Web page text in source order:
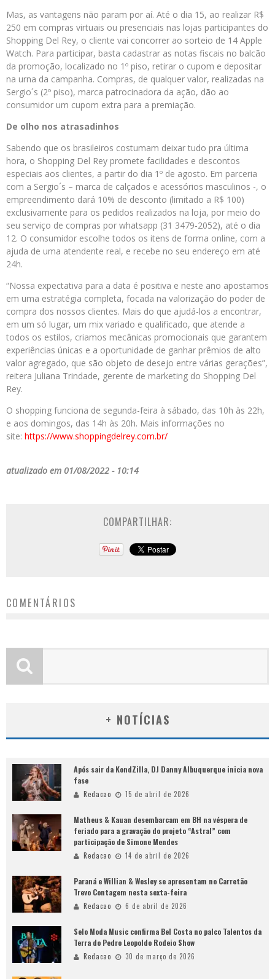
Mas, as vantagens não param por aí. Até o dia 15, ao realizar R$
250 em compras virtuais ou presenciais nas lojas participantes do
Shopping Del Rey, o cliente vai concorrer ao sorteio de 14 Apple
Watch. Para participar, basta cadastrar as notas fiscais no balcão
da promoção, localizado no 1º piso, retirar o cupom e depositar
na urna da campanha. Compras, de qualquer valor, realizadas na
Sergio´s (2º piso), marca patrocinadora da ação, dão ao
consumidor um cupom extra para a premiação.
De olho nos atrasadinhos
Sabendo que os brasileiros costumam deixar tudo pra última
hora, o Shopping Del Rey promete facilidades e descontos
especiais aos clientes, a partir do dia 1º de agosto. Em parceria
com a Sergio´s – marca de calçados e acessórios masculinos -, o
empreendimento dará 10% de desconto (limitado a R$ 100)
exclusivamente para os pedidos realizados na loja, por meio do
seu serviço de compras por whatsapp (31 3479-2052), até o dia
12. O consumidor escolhe todos os itens de forma online, com a
ajuda de uma atendente real, e recebe no seu endereço em até
24h.
“Nossa expectativa para a data é positiva e neste ano apostamos
em uma estratégia completa, focada na valorização do poder de
compra dos nossos clientes. Mais do que ajudá-los a encontrar,
em um só lugar, um mix variado e qualificado, que atende a
todos os estilos, criamos mecânicas promocionais que garantem
experiências únicas e a oportunidade de ganhar prêmios de alto
valor agregado, que são objeto de desejo entre várias gerações”,
reitera Juliana Trindade, gerente de marketing do Shopping Del
Rey.
O shopping funciona de segunda-feira à sábado, das 10h às 22h,
e aos domingos, das 14h às 20h. Mais informações no
site: https://www.shoppingdelrey.com.br/
atualizado em 01/08/2022 - 10:14
COMPARTILHAR:
COMENTÁRIOS
+ NOTÍCIAS
Após sair da KondZilla, DJ Danny Albuquerque inicia nova
fase
Redacao 15 de abril de 2026
Matheus & Kauan desembarcam em BH na véspera de
feriado para a gravação do projeto “Astral” com
participação de Simone Mendes
Redacao 14 de abril de 2026
Paraná e Willian & Wesley se apresentam no Carretão
Trevo Contagem nesta sexta-feira
Redacao 6 de abril de 2026
Selo Moda Music confirma Bel Costa no palco Talentos da
Terra do Pedro Leopoldo Rodeio Show
Redacao 30 de março de 2026